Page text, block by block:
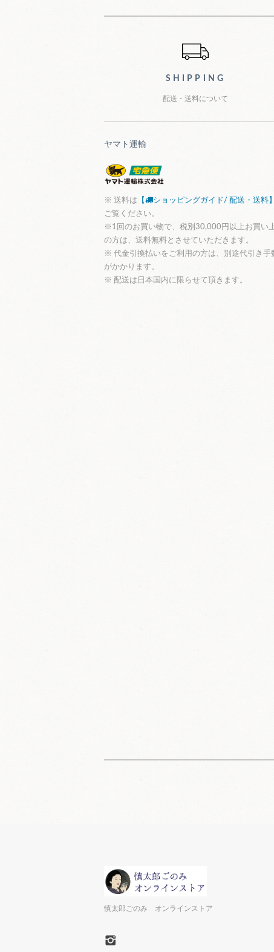
SHIPPING
配送・送料について
ヤマト運輸
※ 送料は 【 ショッピングガイド/ 配送・送料】
ご覧ください。
※1回のお買い物で、税別30,000円以上お買い
の方は、送料無料とさせていただきます。
※ 代金引換払いをご利用の方は、別途代引き手
がかかります。
※ 配送は日本国内に限らせて頂きます。
慎太郎ごのみ オンラインストア